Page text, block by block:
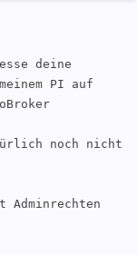
deine
PI auf
noch nicht
Adminrechten